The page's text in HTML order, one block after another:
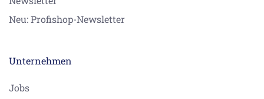
Neu: Profishop-Newsletter
Unternehmen
Jobs